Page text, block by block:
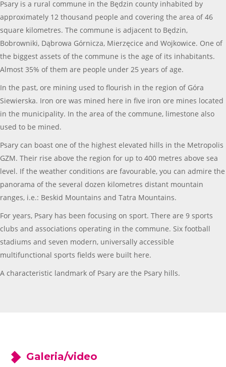
Psary is a rural commune in the Będzin county inhabited by
approximately 12 thousand people and covering the area of 46
square kilometres. The commune is adjacent to Będzin,
Bobrowniki, Dąbrowa Górnicza, Mierzęcice and Wojkowice. One of
the biggest assets of the commune is the age of its inhabitants.
Almost 35% of them are people under 25 years of age.
In the past, ore mining used to flourish in the region of Góra
Siewierska. Iron ore was mined here in five iron ore mines located
in the municipality. In the area of the commune, limestone also
used to be mined.
Psary can boast one of the highest elevated hills in the Metropolis
GZM. Their rise above the region for up to 400 metres above sea
level. If the weather conditions are favourable, you can admire the
panorama of the several dozen kilometres distant mountain
ranges, i.e.: Beskid Mountains and Tatra Mountains.
For years, Psary has been focusing on sport. There are 9 sports
clubs and associations operating in the commune. Six football
stadiums and seven modern, universally accessible
multifunctional sports fields were built here.
A characteristic landmark of Psary are the Psary hills.
Galeria/video